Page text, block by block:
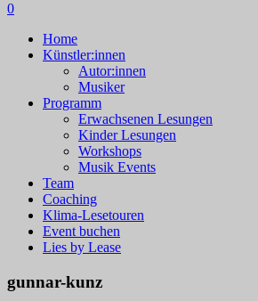
0
Home
Künstler:innen
Autor:innen
Musiker
Programm
Erwachsenen Lesungen
Kinder Lesungen
Workshops
Musik Events
Team
Coaching
Klima-Lesetouren
Event buchen
Lies by Lease
gunnar-kunz